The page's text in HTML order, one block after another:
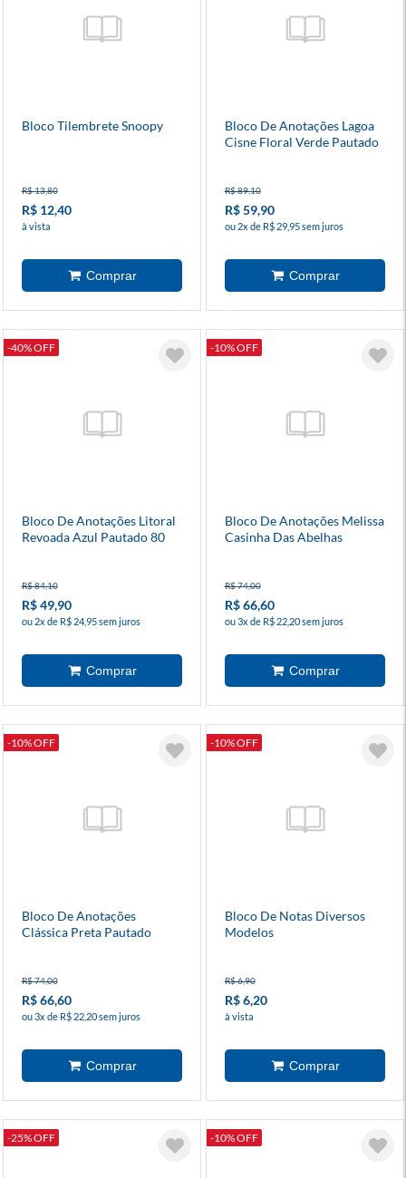
Bloco Tilembrete Snoopy
R$ 13,80
R$ 12,40
à vista
Bloco De Anotações Lagoa
Cisne Floral Verde Pautado
R$ 89,10
R$ 59,90
ou 2x de R$ 29,95 sem juros
-40% OFF
Bloco De Anotações Litoral
Revoada Azul Pautado 80
R$ 84,10
R$ 49,90
ou 2x de R$ 24,95 sem juros
-10% OFF
Bloco De Anotações Melissa
Casinha Das Abelhas
R$ 74,00
R$ 66,60
ou 3x de R$ 22,20 sem juros
-10% OFF
Bloco De Anotações
Clássica Preta Pautado
R$ 74,00
R$ 66,60
ou 3x de R$ 22,20 sem juros
-10% OFF
Bloco De Notas Diversos
Modelos
R$ 6,90
R$ 6,20
à vista
-25% OFF -10% OFF